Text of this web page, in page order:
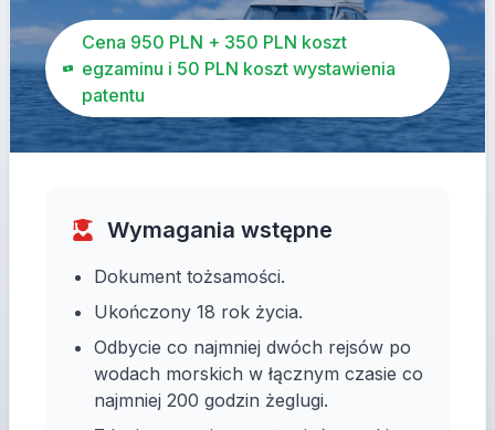
Cena 950 PLN + 350 PLN koszt
egzaminu i 50 PLN koszt wystawienia
patentu
Wymagania wstępne
Dokument tożsamości.
Ukończony 18 rok życia.
Odbycie co najmniej dwóch rejsów po
wodach morskich w łącznym czasie co
najmniej 200 godzin żeglugi.